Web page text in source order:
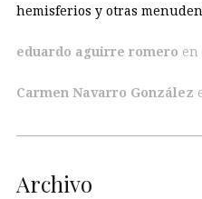
hemisferios y otras
eduardo aguirre romero en
Carmen Navarro González
Archivo